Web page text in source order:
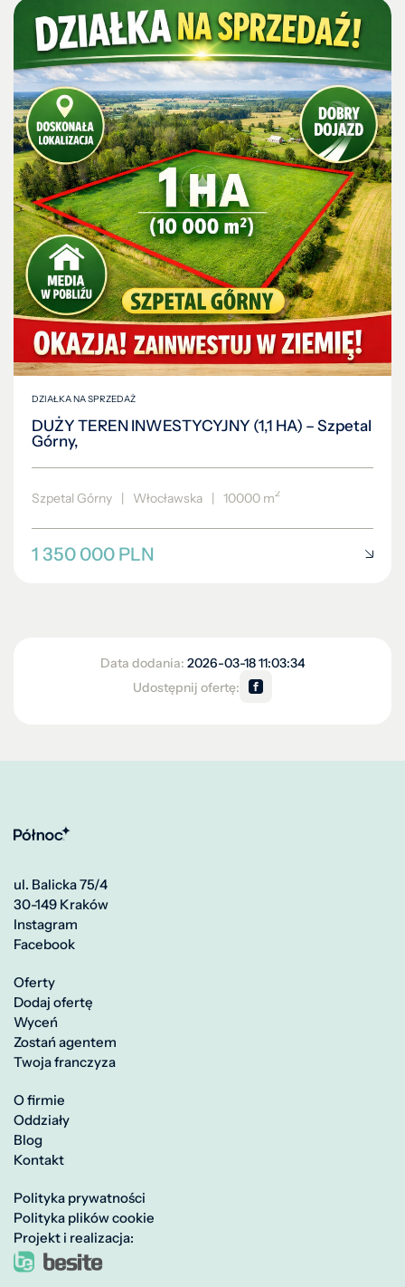
DZIAŁKA NA SPRZEDAŻ
DUŻY TEREN INWESTYCYJNY (1,1 HA) – Szpetal
Górny,
Szpetal Górny | Włocławska | 10000 m2
1 350 000 PLN
Data dodania: 2026-03-18 11:03:34
Udostępnij ofertę:
ul. Balicka 75/4
30-149 Kraków
Instagram
Facebook
Oferty
Dodaj ofertę
Wyceń
Zostań agentem
Twoja franczyza
O firmie
Oddziały
Blog
Kontakt
Polityka prywatności
Polityka plików cookie
Projekt i realizacja: